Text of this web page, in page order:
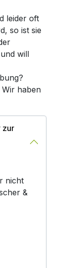
leider oft
so ist sie
will
haben
zur
nicht
&